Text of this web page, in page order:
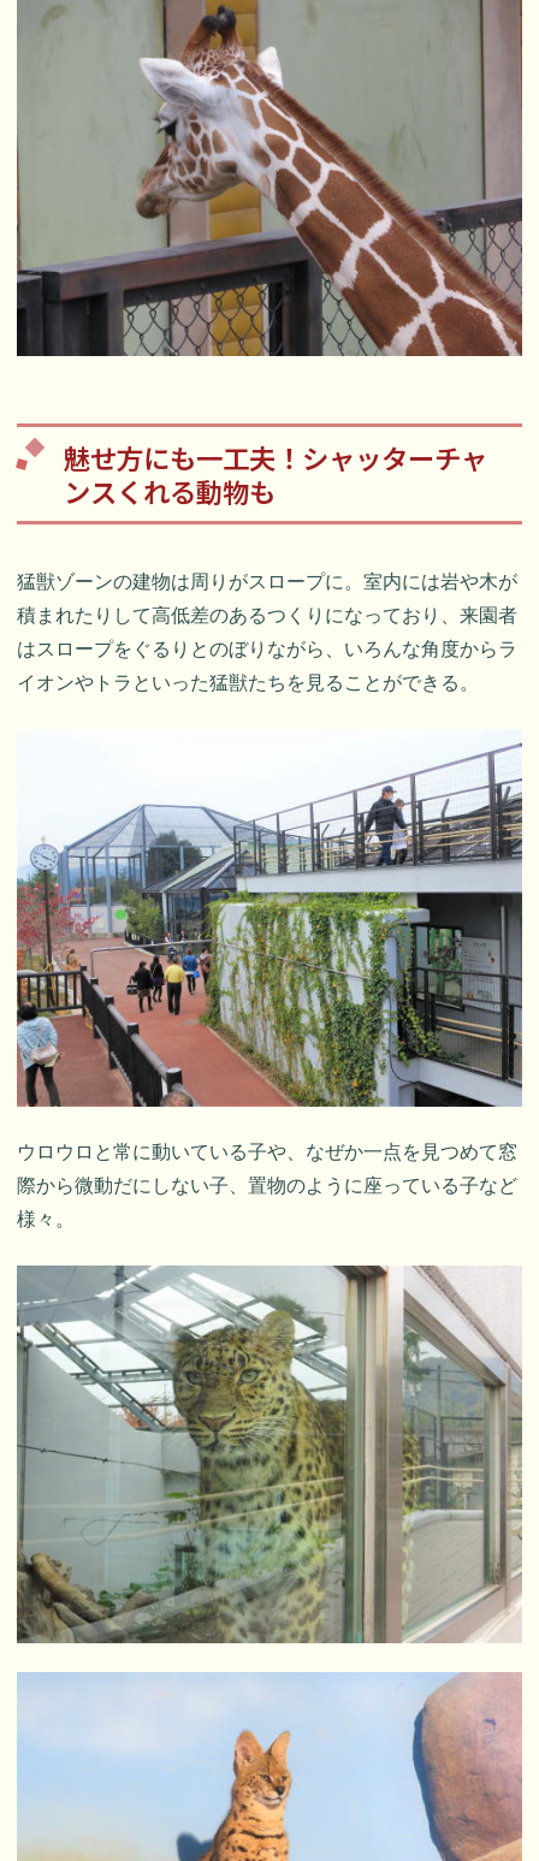
魅せ方にも一工夫！シャッターチャ
ンスくれる動物も
猛獣ゾーンの建物は周りがスロープに。室内には岩や木が
積まれたりして高低差のあるつくりになっており、来園者
はスロープをぐるりとのぼりながら、いろんな角度からラ
イオンやトラといった猛獣たちを見ることができる。
ウロウロと常に動いている子や、なぜか一点を見つめて窓
際から微動だにしない子、置物のように座っている子など
様々。